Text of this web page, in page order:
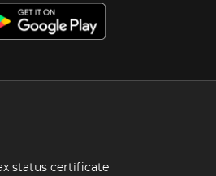
status certificate